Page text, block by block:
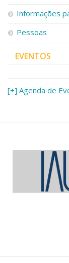
Informações
Pessoas
EVENTOS
[+] Agenda de